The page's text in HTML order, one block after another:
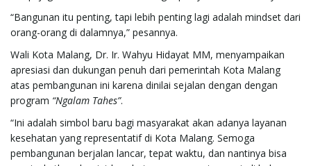
“Bangunan itu penting, tapi lebih penting lagi adalah mindset dari
orang-orang di dalamnya,” pesannya.
Wali Kota Malang, Dr. Ir. Wahyu Hidayat MM, menyampaikan
apresiasi dan dukungan penuh dari pemerintah Kota Malang
atas pembangunan ini karena dinilai sejalan dengan dengan
program “Ngalam Tahes”.
“Ini adalah simbol baru bagi masyarakat akan adanya layanan
kesehatan yang representatif di Kota Malang. Semoga
pembangunan berjalan lancar, tepat waktu, dan nantinya bisa